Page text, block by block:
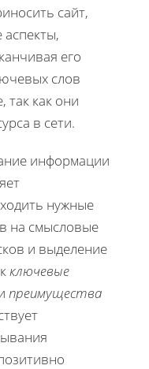
сайт,
его
слов
как они
в сети.
информации
нужные
на смысловые
и выделение
ключевые
преимущества